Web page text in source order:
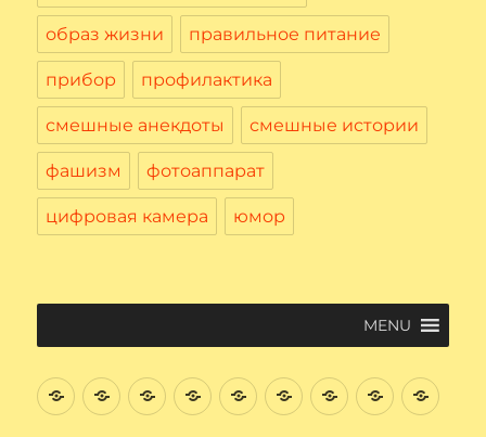
образ жизни правильное питание
прибор профилактика
смешные анекдоты смешные истории
фашизм фотоаппарат
цифровая камера юмор
MENU
ВведениеЦифровая
Вычислительная
Файловая
система
Текстовый
редактор
Интернет
Начнем
поиск
Электронная
почта. редактор